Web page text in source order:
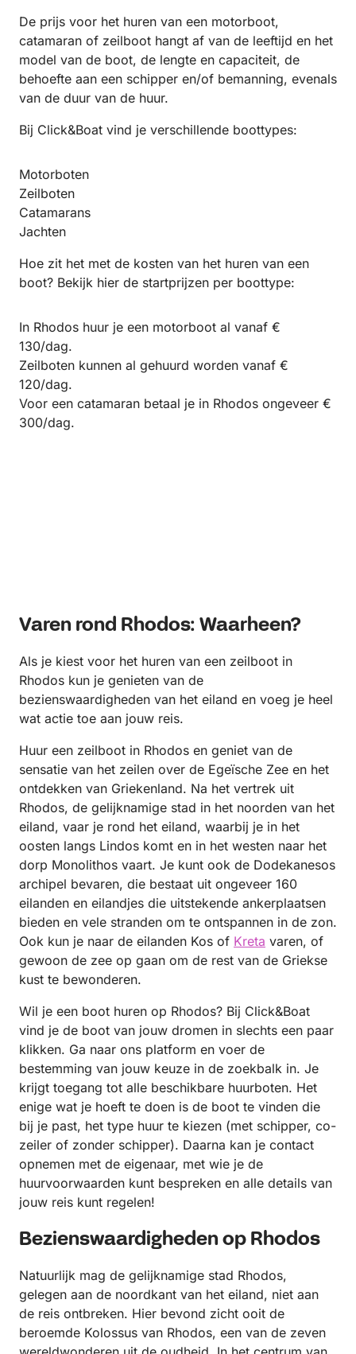
De prijs voor het huren van een motorboot,
catamaran of zeilboot hangt af van de leeftijd en het
model van de boot, de lengte en capaciteit, de
behoefte aan een schipper en/of bemanning, evenals
van de duur van de huur.
Bij Click&Boat vind je verschillende boottypes:
Motorboten
Zeilboten
Catamarans
Jachten
Hoe zit het met de kosten van het huren van een
boot? Bekijk hier de startprijzen per boottype:
In Rhodos huur je een motorboot al vanaf €
130/dag.
Zeilboten kunnen al gehuurd worden vanaf €
120/dag.
Voor een catamaran betaal je in Rhodos ongeveer €
300/dag.
Varen rond Rhodos: Waarheen?
Als je kiest voor het huren van een zeilboot in
Rhodos kun je genieten van de
bezienswaardigheden van het eiland en voeg je heel
wat actie toe aan jouw reis.
Huur een zeilboot in Rhodos en geniet van de
sensatie van het zeilen over de Egeïsche Zee en het
ontdekken van Griekenland. Na het vertrek uit
Rhodos, de gelijknamige stad in het noorden van het
eiland, vaar je rond het eiland, waarbij je in het
oosten langs Lindos komt en in het westen naar het
dorp Monolithos vaart. Je kunt ook de Dodekanesos
archipel bevaren, die bestaat uit ongeveer 160
eilanden en eilandjes die uitstekende ankerplaatsen
bieden en vele stranden om te ontspannen in de zon.
Ook kun je naar de eilanden Kos of Kreta varen, of
gewoon de zee op gaan om de rest van de Griekse
kust te bewonderen.
Wil je een boot huren op Rhodos? Bij Click&Boat
vind je de boot van jouw dromen in slechts een paar
klikken. Ga naar ons platform en voer de
bestemming van jouw keuze in de zoekbalk in. Je
krijgt toegang tot alle beschikbare huurboten. Het
enige wat je hoeft te doen is de boot te vinden die
bij je past, het type huur te kiezen (met schipper, co-
zeiler of zonder schipper). Daarna kan je contact
opnemen met de eigenaar, met wie je de
huurvoorwaarden kunt bespreken en alle details van
jouw reis kunt regelen!
Bezienswaardigheden op Rhodos
Natuurlijk mag de gelijknamige stad Rhodos,
gelegen aan de noordkant van het eiland, niet aan
de reis ontbreken. Hier bevond zicht ooit de
beroemde Kolossus van Rhodos, een van de zeven